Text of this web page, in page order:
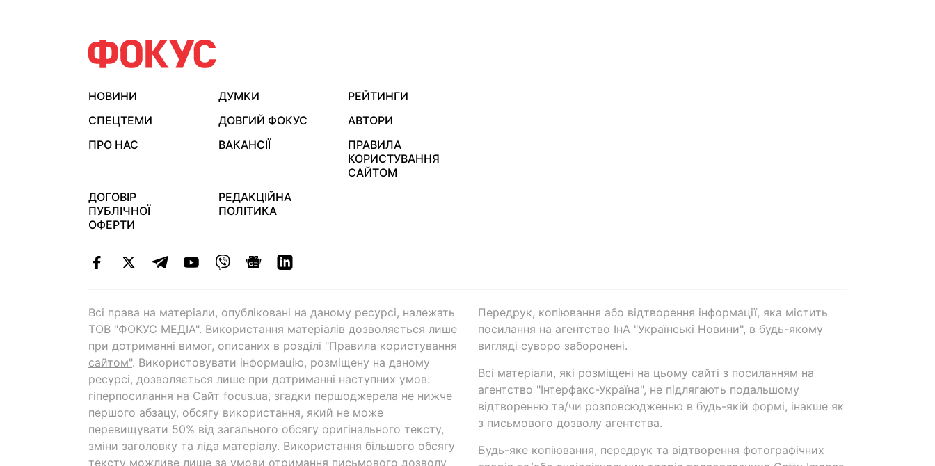
НОВИНИ ДУМКИ
РЕЙТИНГИ
СПЕЦТЕМИ
ДОВГИЙ ФОКУС
АВТОРИ
ПРО НАС
ВАКАНСІЇ
ПРАВИЛА
КОРИСТУВАННЯ
САЙТОМ
ДОГОВІР
ПУБЛІЧНОЇ
ОФЕРТИ
РЕДАКЦІЙНА
ПОЛІТИКА
Всі права на матеріали, опубліковані на даному ресурсі, належать
ТОВ "ФОКУС МЕДІА". Використання матеріалів дозволяється лише
при дотриманні вимог, описаних в розділі "Правила користування
сайтом". Використовувати інформацію, розміщену на даному
ресурсі, дозволяється лише при дотриманні наступних умов:
гіперпосилання на Cайт focus.ua, згадки першоджерела не нижче
першого абзацу, обсягу використання, який не може
перевищувати 50% від загального обсягу оригінального тексту,
зміни заголовку та ліда матеріалу. Використання більшого обсягу
тексту можливе лише за умови отримання письмового дозволу
Передрук, копіювання або відтворення інформації, яка містить
посилання на агентство ІнА "Українські Новини", в будь-якому
вигляді суворо заборонені.
Всі матеріали, які розміщені на цьому сайті з посиланням на
агентство "Інтерфакс-Україна", не підлягають подальшому
відтворенню та/чи розповсюдженню в будь-якій формі, інакше як
з письмового дозволу агентства.
Будь-яке копіювання, передрук та відтворення фотографічних